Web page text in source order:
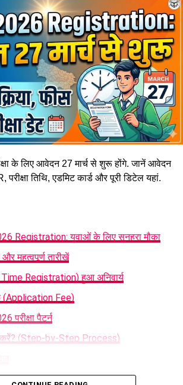
के वरिष्ठ नेता Bhupendra Singh
Kumar Pandey को कैबिनेट मंत्री बनाया
Surendra Diler, Hansraj
Singh Rajput ने राज्यमंत्री के रूप में
को आगामी राजनीतिक रणनीति और सामाजिक
अहम माना जा रहा है। समारोह में सरकार के कई
के लिए आवेदन 27 मार्च से शुरू होंगे. जानें आवेदन
तिथि, एडमिट कार्ड और पूरी डिटेल यहां.
Registration: युवाओं के लिए सुनहरा मौका
महत्वपूर्ण तारीखें
Registration) हुआ अनिवार्य
Fee)
परीक्षा पैटर्न
(Step-by-Step Process)
है UPTET?